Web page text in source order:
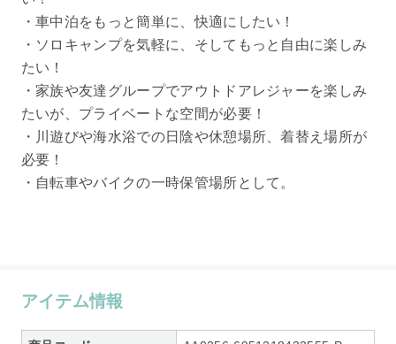
・車中泊をもっと簡単に、快適にしたい！
・ソロキャンプを気軽に、そしてもっと自由に楽しみ
たい！
・家族や友達グループでアウトドアレジャーを楽しみ
たいが、プライベートな空間が必要！
・川遊びや海水浴での日陰や休憩場所、着替え場所が
必要！
・自転車やバイクの一時保管場所として。
アイテム情報